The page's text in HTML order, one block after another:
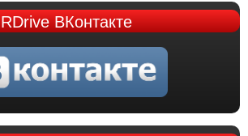
RDriveВКонтакте